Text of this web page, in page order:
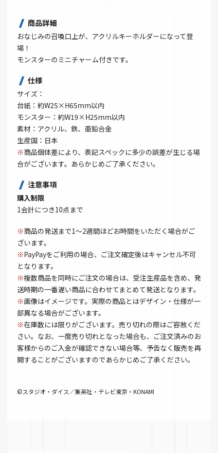
商品詳細
おなじみの召喚口上が、アクリルキーホルダーになって登
場！
モンスターのミニチャーム付きです。
仕様
サイズ：
台紙：約W25×H65mm以内
モンスター：約W19×H25mm以内
素材：アクリル、鉄、亜鉛合金
生産国：日本
※商品個体差により、表記スペックに多少の誤差が生じる場
合がございます。あらかじめご了承ください。
注意事項
購入制限
1会計につき10点まで
※商品の発送まで1～2週間ほどお時間をいただく場合がご
ざいます。
※PayPayをご利用の場合、ご注文確定後はキャンセル不可
となります。
※複数商品を同時にご注文の場合は、受注生産品を含め、発
送時期の一番遅い商品に合わせてまとめて発送となります。
※画像はイメージです。実際の商品とはデザイン・仕様が一
部異なる場合がございます。
※在庫数には限りがございます。売り切れの際はご容赦くだ
さい。なお、一度売り切れとなった場合も、ご注文済みのお
客様からのご入金が確認できない場合等、予告なく販売を再
開することがございますのであらかじめご了承ください。
©スタジオ・ダイス／集英社・テレビ東京・KONAMI